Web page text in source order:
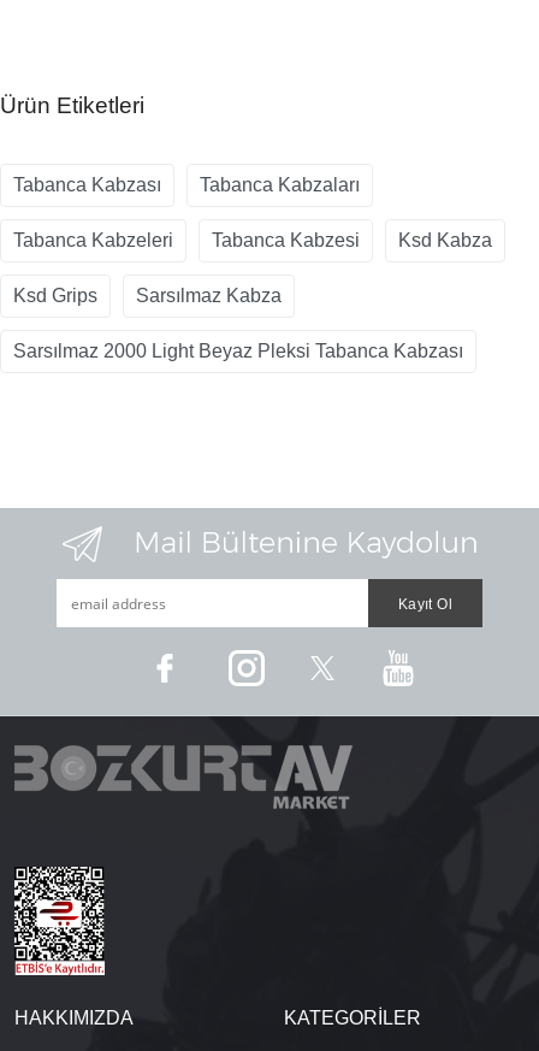
Ürün Etiketleri
Tabanca Kabzası Tabanca Kabzaları
Tabanca Kabzeleri Tabanca Kabzesi Ksd Kabza
Ksd Grips Sarsılmaz Kabza
Sarsılmaz 2000 Light Beyaz Pleksi Tabanca Kabzası
HAKKIMIZDA KATEGORİLER